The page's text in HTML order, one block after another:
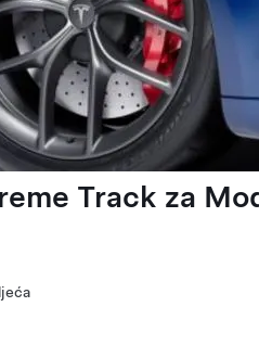
Track za